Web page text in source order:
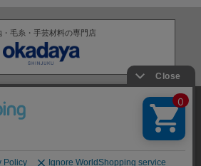
・毛糸・手芸材料の専門店
カダヤ
記 サイトマップ